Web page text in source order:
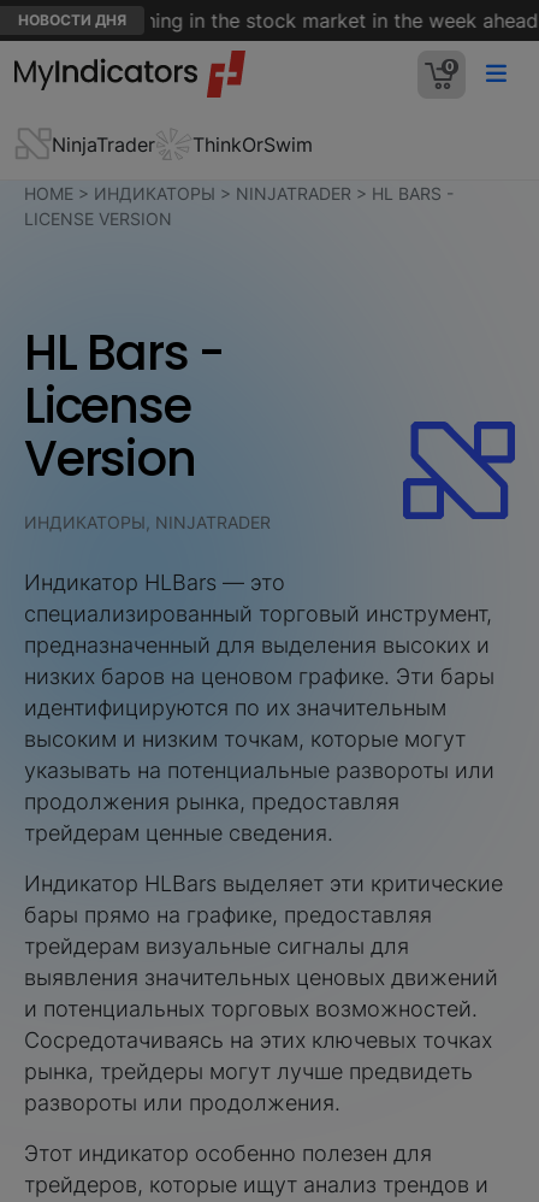
НОВОСТИ ДНЯ
we're watching in the stock market in the week ahead
0
NinjaTrader ThinkOrSwim
HOME > ИНДИКАТОРЫ > NINJATRADER > HL BARS -
LICENSE VERSION
HL Bars -
License
Version
ИНДИКАТОРЫ, NINJATRADER
Индикатор HLBars — это
специализированный торговый инструмент,
предназначенный для выделения высоких и
низких баров на ценовом графике. Эти бары
идентифицируются по их значительным
высоким и низким точкам, которые могут
указывать на потенциальные развороты или
продолжения рынка, предоставляя
трейдерам ценные сведения.
Индикатор HLBars выделяет эти критические
бары прямо на графике, предоставляя
трейдерам визуальные сигналы для
выявления значительных ценовых движений
и потенциальных торговых возможностей.
Сосредотачиваясь на этих ключевых точках
рынка, трейдеры могут лучше предвидеть
развороты или продолжения.
Этот индикатор особенно полезен для
трейдеров, которые ищут анализ трендов и